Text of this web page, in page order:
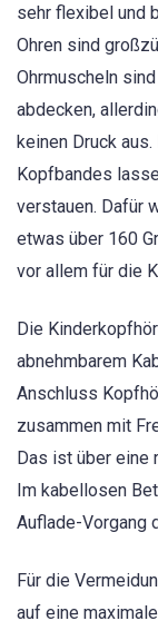
sehr flexibel und
Ohren sind
Ohrmuscheln
abdecken,
keinen Druck
Kopfbandes
verstauen. Dafür
etwas über 160
vor allem für die
Die
abnehmbarem
Anschluss
zusammen mit
Das ist über eine
Im kabellosen
Auflade-Vorgang
Für die
auf eine